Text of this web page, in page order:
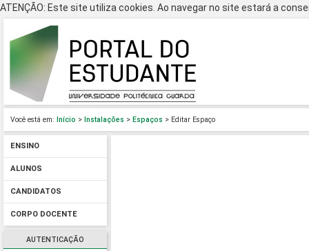
ATENÇÃO: Este site utiliza cookies. Ao navegar no site estará a
Você está em: Início > Instalações > Espaços > Editar Espaço
ENSINO
ALUNOS
CANDIDATOS
CORPO DOCENTE
AUTENTICAÇÃO